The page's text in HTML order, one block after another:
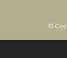
©